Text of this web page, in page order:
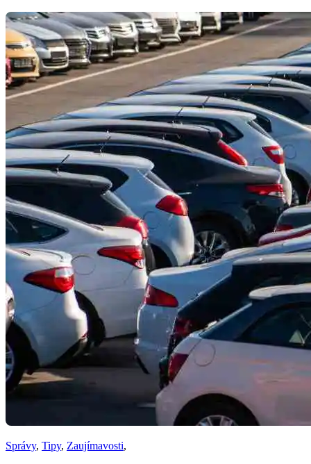
Správy, Tipy, Zaujímavosti,